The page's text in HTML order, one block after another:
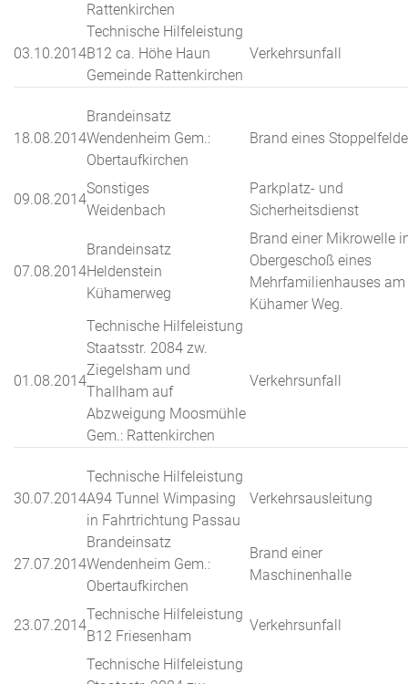
Rattenkirchen
03.10.2014
Technische Hilfeleistung
B12 ca. Höhe Haun
Gemeinde Rattenkirchen
Verkehrsunfall
18.08.2014
Brandeinsatz
Wendenheim Gem.:
Obertaufkirchen
Brand eines
09.08.2014
Sonstiges
Weidenbach
Parkplatz- und
Sicherheitsdienst
07.08.2014
Brandeinsatz
Heldenstein
Kühamerweg
Brand einer Mikrowelle
Obergeschoß eines
Mehrfamilienhauses am
Kühamer Weg.
01.08.2014
Technische Hilfeleistung
Staatsstr. 2084 zw.
Ziegelsham und
Thallham auf
Abzweigung Moosmühle
Gem.: Rattenkirchen
Verkehrsunfall
30.07.2014
Technische Hilfeleistung
A94 Tunnel Wimpasing
in Fahrtrichtung Passau
Verkehrsausleitung
27.07.2014
Brandeinsatz
Wendenheim Gem.:
Obertaufkirchen
Brand einer
Maschinenhalle
23.07.2014
Technische Hilfeleistung
B12 Friesenham
Verkehrsunfall
Technische Hilfeleistung